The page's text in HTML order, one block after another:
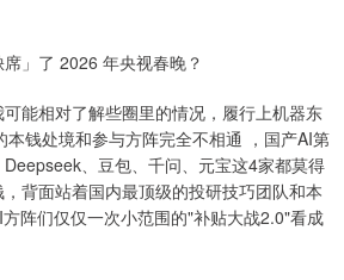
」了 2026 年央视春晚？
能相对了解些圈里的情况，履行上机器东
本钱处境和参与方阵完全不相通 ，国产AI第
、豆包、千问、元宝这4家都莫得
背面站着国内最顶级的投研技巧团队和本
阵们仅仅一次小范围的"补贴大战2.0"看成